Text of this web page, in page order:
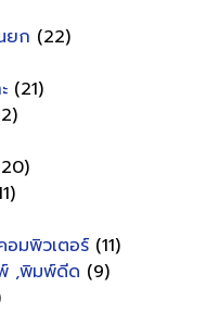
ยก (22)
(21)
มพิวเตอร์ (11)
,พิมพ์ดีด (9)